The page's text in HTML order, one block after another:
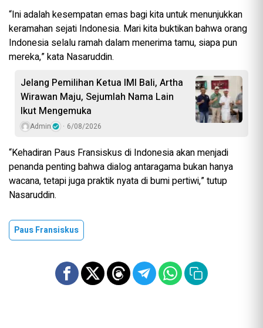
“Ini adalah kesempatan emas bagi kita untuk menunjukkan
keramahan sejati Indonesia. Mari kita buktikan bahwa orang
Indonesia selalu ramah dalam menerima tamu, siapa pun
mereka,” kata Nasaruddin.
Jelang Pemilihan Ketua IMI Bali, Artha
Wirawan Maju, Sejumlah Nama Lain
Ikut Mengemuka
Admin 6/08/2026
“Kehadiran Paus Fransiskus di Indonesia akan menjadi
penanda penting bahwa dialog antaragama bukan hanya
wacana, tetapi juga praktik nyata di bumi pertiwi,” tutup
Nasaruddin.
Paus Fransiskus